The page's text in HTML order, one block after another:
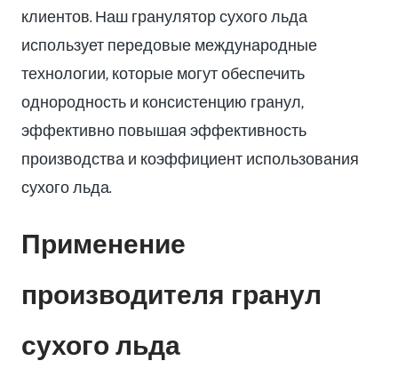
клиентов. Наш гранулятор сухого льда
использует передовые международные
технологии, которые могут обеспечить
однородность и консистенцию гранул,
эффективно повышая эффективность
производства и коэффициент использования
сухого льда.
Применение
производителя гранул
сухого льда